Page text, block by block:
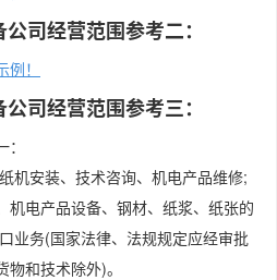
司经营范围参考二：
！
司经营范围参考三：
：
机安装、技术咨询、机电产品维修;
机电产品设备、钢材、纸浆、纸张的
业务(国家法律、法规规定应经审批
物和技术除外)。